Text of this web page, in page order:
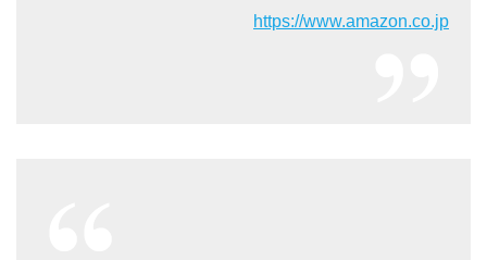
https://www.amazon.co.jp